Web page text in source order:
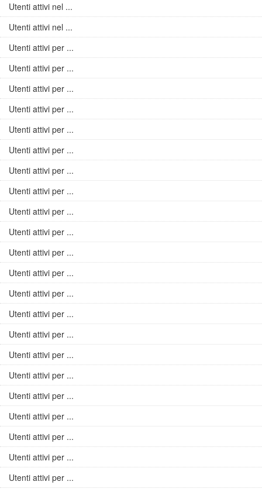
Utenti attivi nel ...
Utenti attivi nel ...
Utenti attivi per ...
Utenti attivi per ...
Utenti attivi per ...
Utenti attivi per ...
Utenti attivi per ...
Utenti attivi per ...
Utenti attivi per ...
Utenti attivi per ...
Utenti attivi per ...
Utenti attivi per ...
Utenti attivi per ...
Utenti attivi per ...
Utenti attivi per ...
Utenti attivi per ...
Utenti attivi per ...
Utenti attivi per ...
Utenti attivi per ...
Utenti attivi per ...
Utenti attivi per ...
Utenti attivi per ...
Utenti attivi per ...
Utenti attivi per ...